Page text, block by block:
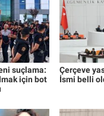
suçlama:
için bot
Çerçeve
İsmi belli